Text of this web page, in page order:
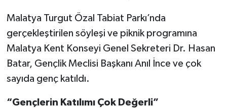
Malatya Turgut Özal Tabiat Parkı’nda
gerçekleştirilen söyleşi ve piknik programına
Malatya Kent Konseyi Genel Sekreteri Dr. Hasan
Batar, Gençlik Meclisi Başkanı Anıl İnce ve çok
sayıda genç katıldı.
“Gençlerin Katılımı Çok Değerli”